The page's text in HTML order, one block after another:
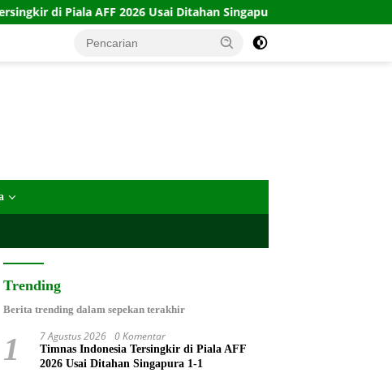
2026 Usai Ditahan Singapura 1-1 10 Kartu Legacy 100
Trending
Berita trending dalam sepekan terakhir
1 7 Agustus 2026 0 Komentar
Timnas Indonesia Tersingkir di Piala AFF
2026 Usai Ditahan Singapura 1-1